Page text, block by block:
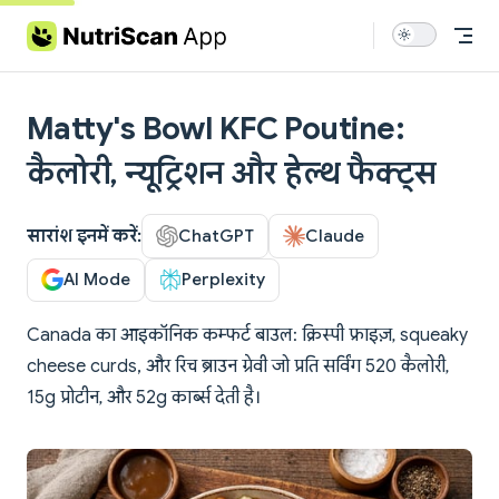
Skip to content
Matty's Bowl KFC Poutine:
कैलोरी, न्यूट्रिशन और हेल्थ फैक्ट्स
सारांश इनमें करें: ChatGPT Claude
AI Mode Perplexity
Canada का आइकॉनिक कम्फर्ट बाउल: क्रिस्पी फ्राइज़, squeaky
cheese curds, और रिच ब्राउन ग्रेवी जो प्रति सर्विंग 520 कैलोरी,
15g प्रोटीन, और 52g कार्ब्स देती है।